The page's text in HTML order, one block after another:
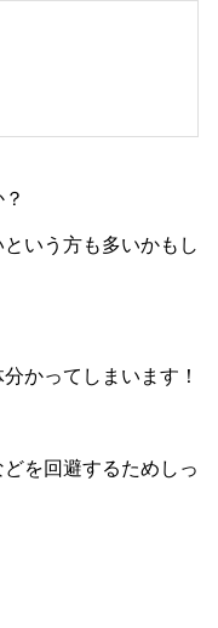
いう方も多いかもし
かってしまいます！
を回避するためしっ